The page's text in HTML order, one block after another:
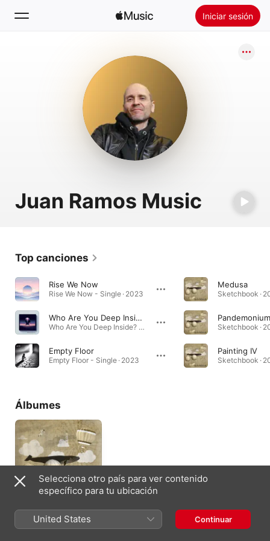
Iniciar sesión
Instalar Apple Music
Juan Ramos Music
Top canciones
Rise We Now
Rise We Now - Single · 2023
Who Are You Deep Inside?
Who Are You Deep Inside? - Single · 2023
Empty Floor
Empty Floor - Single · 2023
Medusa
Sketchbook ·
Pandemonium
Sketchbook ·
Painting IV
Sketchbook ·
Álbumes
Sketchbook
Selecciona otro país para ver contenido
específico para tu ubicación
United States Continuar